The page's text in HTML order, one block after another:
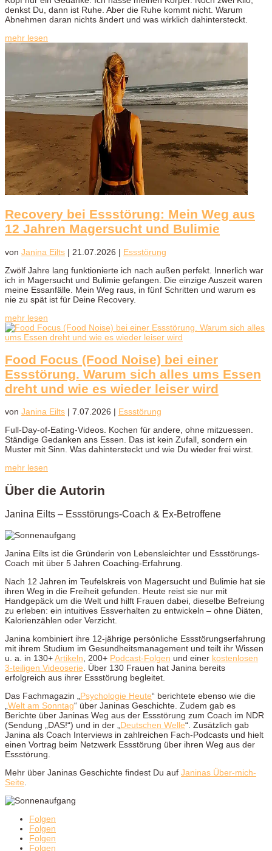
denkst Du, dann ist Ruhe. Aber die Ruhe kommt nicht. Warum
Abnehmen daran nichts ändert und was wirklich dahintersteckt.
mehr lesen
Recovery bei Essstörung: Mein Weg aus
12 Jahren Magersucht und Bulimie
von Janina Eilts | 21.07.2026 | Essstörung
Zwölf Jahre lang funktionierte ich nach außen perfekt. Innerlich war
ich in Magersucht und Bulimie gefangen. Die einzige Auszeit waren
meine Essanfälle. Mein Weg raus, in fünf Schritten und warum es
nie zu spät ist für Deine Recovery.
mehr lesen
Food Focus (Food Noise) bei einer
Essstörung. Warum sich alles ums Essen
dreht und wie es wieder leiser wird
von Janina Eilts | 7.07.2026 | Essstörung
Full-Day-of-Eating-Videos. Kochen für andere, ohne mitzuessen.
Ständige Gedanken ans Essen. Das ist kein Zufall, sondern ein
Muster mit Sinn. Was dahintersteckt und wie Du wieder frei wirst.
mehr lesen
Über die Autorin
Janina Eilts – Essstörungs-Coach & Ex-Betroffene
Janina Eilts ist die Gründerin von Lebensleichter und Essstörungs-
Coach mit über 5 Jahren Coaching-Erfahrung.
Nach 12 Jahren im Teufelskreis von Magersucht und Bulimie hat sie
ihren Weg in die Freiheit gefunden. Heute reist sie nur mit
Handgepäck um die Welt und hilft Frauen dabei, dieselbe Befreiung
zu erleben: ein intuitives Essverhalten zu entwickeln – ohne Diäten,
Kalorienzählen oder Verzicht.
Janina kombiniert ihre 12-jährige persönliche Essstörungserfahrung
mit ihrem Studium im Gesundheitsmanagement und teilt ihr Wissen
u. a. in 130+Artikeln , 200+ Podcast-Folgen und einer kostenlosen
3-teiligen Videoserie . Über 130 Frauen hat Janina bereits
erfolgreich aus ihrer Essstörung begleitet.
Das Fachmagazin „ Psychologie Heute“ berichtete ebenso wie die
Welt am Sonntag“ über Janinas Geschichte . Zudem gab es
Berichte über Janinas Weg aus der Essstörung zum Coach im NDR
(Sendung „DAS!“) und in der
Deutschen Welle“ . Zusätzlich gab
Janina als Coach Interviews in zahlreichen Fach-Podcasts und hielt
einen Vortrag beim Netzwerk Essstörung über ihren Weg aus der
Essstörung.
Mehr über Janinas Geschichte findest Du auf Janinas Über-mich-
Seite
Folgen
Folgen
Folgen
Folgen